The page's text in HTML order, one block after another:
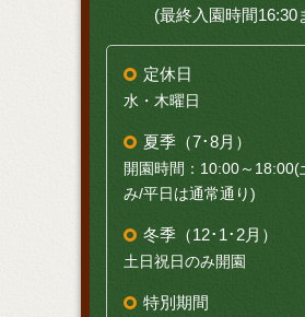
(最終入園時間16:30
定休日
水・木曜日
夏季（7･8月）
開園時間：10:00～18:00(
み/平日は通常通り)
冬季（12･1･2月）
土日祝日のみ開園
特別期間